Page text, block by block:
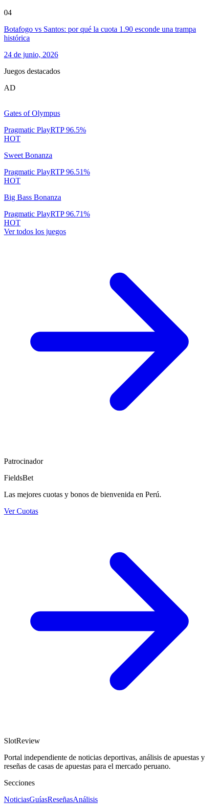
04
Botafogo vs Santos: por qué la cuota 1.90 esconde una trampa
histórica
24 de junio, 2026
Juegos destacados
AD
Gates of Olympus
Pragmatic PlayRTP96.5%
HOT
Sweet Bonanza
Pragmatic PlayRTP96.51%
HOT
Big Bass Bonanza
Pragmatic PlayRTP96.71%
HOT
Ver todos los juegos
Patrocinador
FieldsBet
Las mejores cuotas y bonos de bienvenida en Perú.
Ver Cuotas
SlotReview
Portal independiente de noticias deportivas, análisis de apuestas y
reseñas de casas de apuestas para el mercado peruano.
Secciones
NoticiasGuíasReseñasAnálisis